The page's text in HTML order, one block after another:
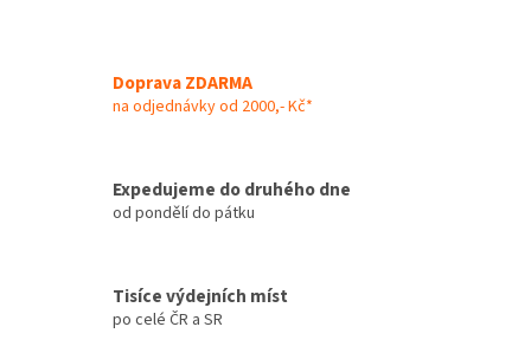
Doprava ZDARMA
na odjednávky od 2000,- Kč*
Expedujeme do druhého dne
od pondělí do pátku
Tisíce výdejních míst
po celé ČR a SR